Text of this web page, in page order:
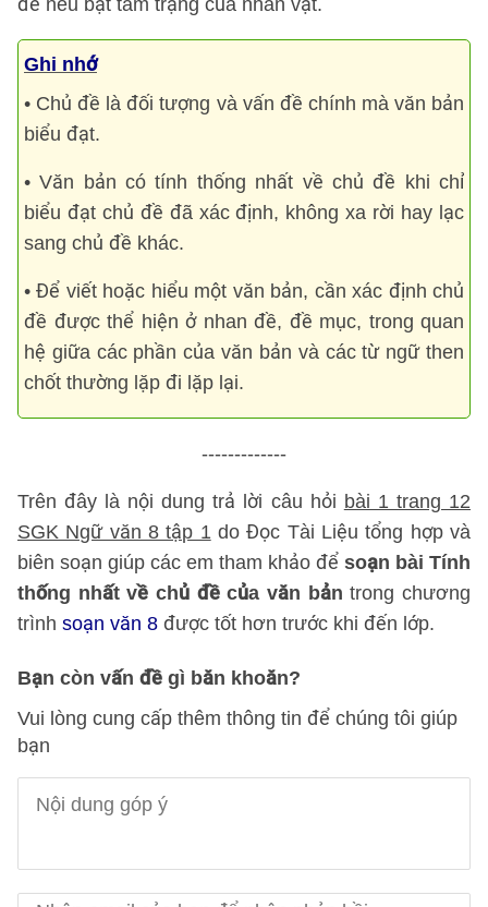
để nêu bật tâm trạng của nhân vật.
Ghi nhớ
• Chủ đề là đối tượng và vấn đề chính mà văn bản
biểu đạt.
• Văn bản có tính thống nhất về chủ đề khi chỉ
biểu đạt chủ đề đã xác định, không xa rời hay lạc
sang chủ đề khác.
• Để viết hoặc hiểu một văn bản, cần xác định chủ
đề được thể hiện ở nhan đề, đề mục, trong quan
hệ giữa các phần của văn bản và các từ ngữ then
chốt thường lặp đi lặp lại.
-------------
Trên đây là nội dung trả lời câu hỏi bài 1 trang 12
SGK Ngữ văn 8 tập 1do Đọc Tài Liệu tổng hợp và
biên soạn giúp các em tham khảo để soạn bài Tính
thống nhất về chủ đề của văn bản trong chương
trình soạn văn 8 được tốt hơn trước khi đến lớp.
Bạn còn vấn đề gì băn khoăn?
Vui lòng cung cấp thêm thông tin để chúng tôi giúp
bạn